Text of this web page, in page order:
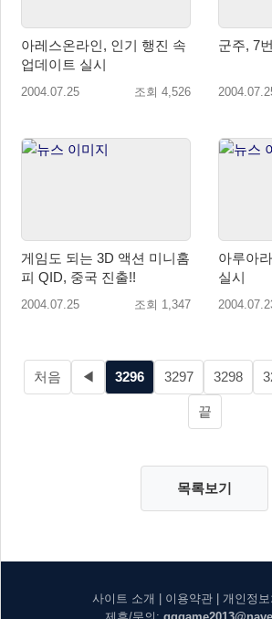
아레스온라인, 인기 행진 속
업데이트 실시
2004.07.25 조회 4,526
군주, 7
게임도 되는 3D 액션 미니홈
피 QID, 중국 진출!!
2004.07.25 조회 1,347
아루아
실시
처음 ◀ 3296 3297 3298
끝
목록보기
사이트 소개 이용약관| 개인정